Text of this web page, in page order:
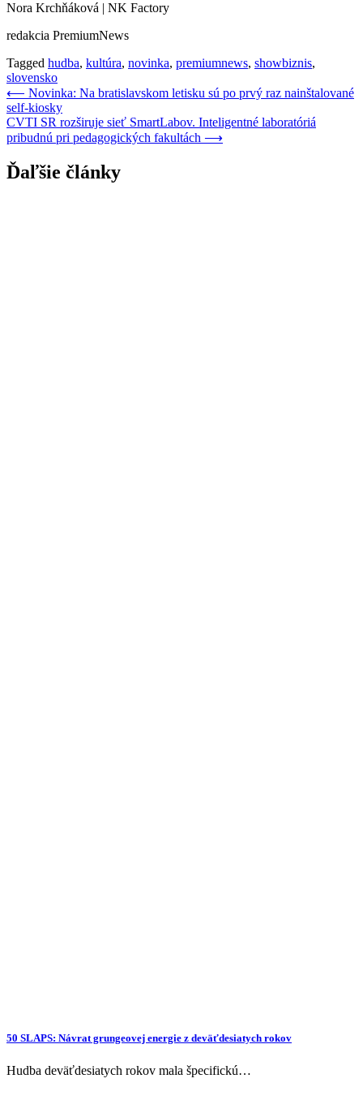
Nora Krchňáková | NK Factory
redakcia PremiumNews
Tagged hudba, kultúra, novinka, premiumnews, showbiznis,
slovensko
Navigácia
v
článku
⟵ Novinka: Na bratislavskom letisku sú po prvý raz nainštalované
self-kiosky
CVTI SR rozširuje sieť SmartLabov. Inteligentné laboratóriá
pribudnú pri pedagogických fakultách ⟶
Ďaľšie články
50 SLAPS: Návrat grungeovej energie z deväťdesiatych rokov
Hudba deväťdesiatych rokov mala špecifickú…